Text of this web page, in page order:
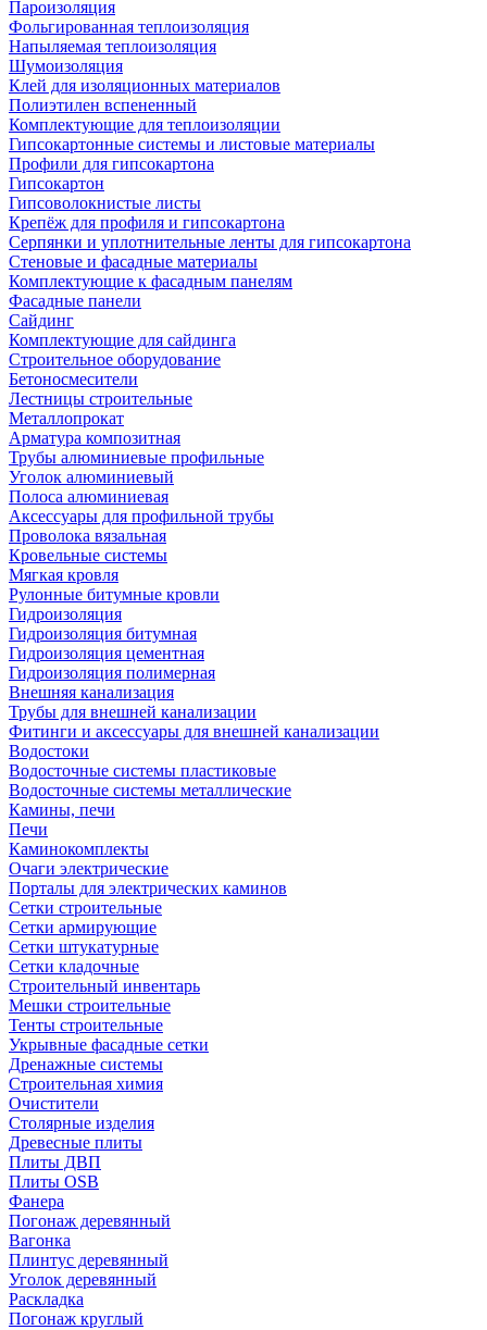
Пароизоляция
Фольгированная теплоизоляция
Напыляемая теплоизоляция
Шумоизоляция
Клей для изоляционных материалов
Полиэтилен вспененный
Комплектующие для теплоизоляции
Гипсокартонные системы и листовые материалы
Профили для гипсокартона
Гипсокартон
Гипсоволокнистые листы
Крепёж для профиля и гипсокартона
Серпянки и уплотнительные ленты для гипсокартона
Стеновые и фасадные материалы
Комплектующие к фасадным панелям
Фасадные панели
Сайдинг
Комплектующие для сайдинга
Строительное оборудование
Бетоносмесители
Лестницы строительные
Металлопрокат
Арматура композитная
Трубы алюминиевые профильные
Уголок алюминиевый
Полоса алюминиевая
Аксессуары для профильной трубы
Проволока вязальная
Кровельные системы
Мягкая кровля
Рулонные битумные кровли
Гидроизоляция
Гидроизоляция битумная
Гидроизоляция цементная
Гидроизоляция полимерная
Внешняя канализация
Трубы для внешней канализации
Фитинги и аксессуары для внешней канализации
Водостоки
Водосточные системы пластиковые
Водосточные системы металлические
Камины, печи
Печи
Каминокомплекты
Очаги электрические
Порталы для электрических каминов
Сетки строительные
Сетки армирующие
Сетки штукатурные
Сетки кладочные
Строительный инвентарь
Мешки строительные
Тенты строительные
Укрывные фасадные сетки
Дренажные системы
Строительная химия
Очистители
Столярные изделия
Древесные плиты
Плиты ДВП
Плиты OSB
Фанера
Погонаж деревянный
Вагонка
Плинтус деревянный
Уголок деревянный
Раскладка
Погонаж круглый